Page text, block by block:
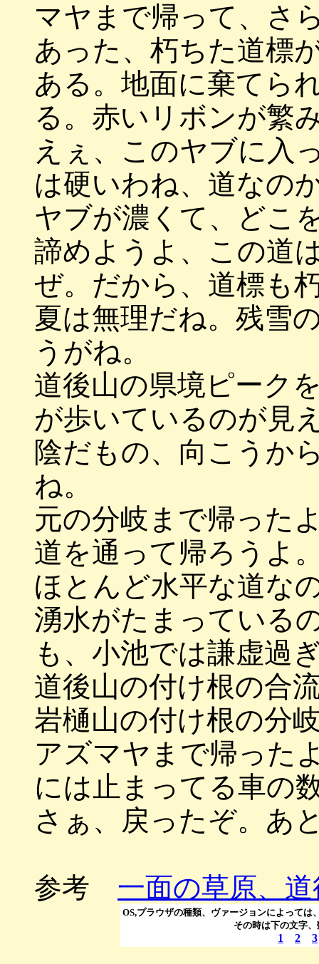
マヤまで帰って、さ
あった、朽ちた道標
ある。地面に棄てら
る。赤いリボンが繁
えぇ、このヤブに入
は硬いわね、道なの
ヤブが濃くて、どこ
諦めようよ、この道
ぜ。だから、道標も
夏は無理だね。残雪
うがね。
道後山の県境ピーク
が歩いているのが見
陰だもの、向こうか
ね。
元の分岐まで帰った
道を通って帰ろうよ
ほとんど水平な道な
湧水がたまっている
も、小池では謙虚過
道後山の付け根の合
岩樋山の付け根の分
アズマヤまで帰った
には止まってる車の
さぁ、戻ったぞ。あ
参考 一面の草原、
OS,プラウザの種類、ヴァージョンによっては
その時は下の文字
1 2 3